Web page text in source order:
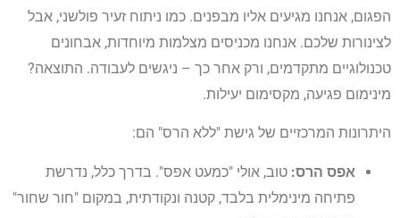
הפגום, אנחנו מגיעים אליו מבפנים. כמו ניתוח זעיר פולשני, אבל
לצינורות שלכם. אנחנו מכניסים מצלמות מיוחדות, אבחונים
טכנולוגיים מתקדמים, ורק אחר כך – ניגשים לעבודה. התוצאה?
מינימום פגיעה, מקסימום יעילות.
היתרונות המרכזיים של גישת "ללא הרס" הם:
אפס הרס: טוב, אולי "כמעט אפס". בדרך כלל, נדרשת
פתיחה מינימלית בלבד, קטנה ונקודתית, במקום "חור שחור"